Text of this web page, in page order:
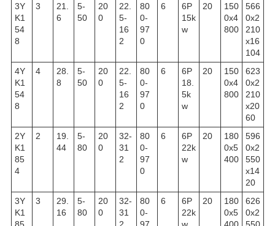
3Y
K1
54
8
3
21.
6
5-
50
20
0
22.
5-
16
2
80
0-
97
0
6
6P
15k
w
20
150
0x4
800
566
0x2
210
x16
104
4Y
K1
54
8
4
28.
8
5-
50
20
0
22.
5-
16
2
80
0-
97
0
6
6P
18.
5k
w
20
150
0x4
800
623
0x2
210
x20
60
2Y
K1
85
4
2
19.
44
5-
80
20
0
32-
31
2
80
0-
97
0
6
6P
22k
w
20
180
0x5
400
596
0x2
550
x14
20
3Y
K1
3
29.
16
5-
80
20
0
32-
31
80
0-
6
6P
22k
20
180
0x5
626
0x2